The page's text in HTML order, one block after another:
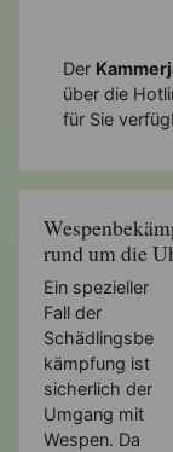
Der
über die
für Sie
rund um die
Ein spezieller
Fall der
Schädlingsbe
kämpfung ist
sicherlich der
Umgang mit
Wespen. Da